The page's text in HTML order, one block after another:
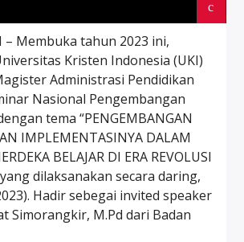
– Membuka tahun 2023 ini,
Kristen Indonesia (UKI)
Administrasi Pendidikan
Nasional Pengembangan
tema “PENGEMBANGAN
IMPLEMENTASINYA DALAM
BELAJAR DI ERA REVOLUSI
yang dilaksanakan secara daring,
Hadir sebegai invited speaker
Simorangkir, M.Pd dari Badan